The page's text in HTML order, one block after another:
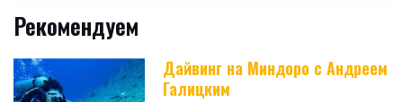
Рекомендуем
Дайвинг на Миндоро с Андреем
Галицким